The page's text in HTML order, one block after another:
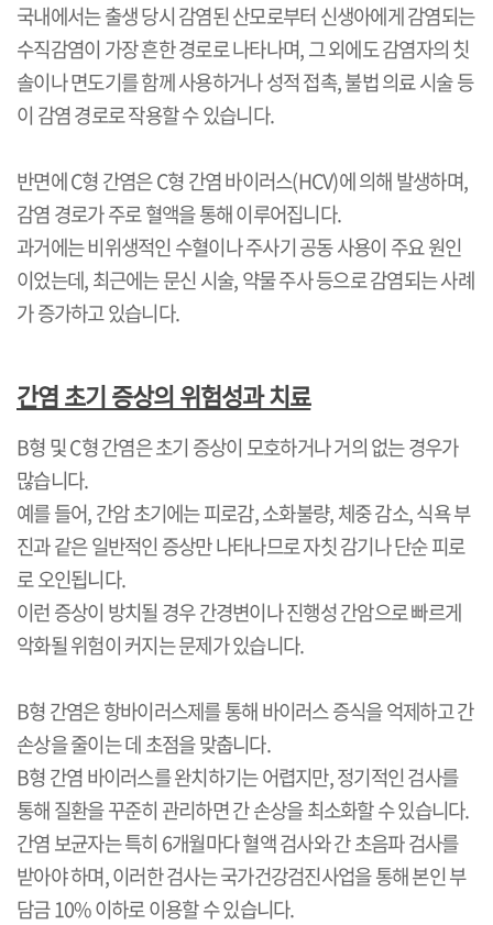
국내에서는 출생 당시 감염된 산모로부터 신생아에게 감염되는
수직감염이 가장 흔한 경로로 나타나며,그 외에도 감염자의 칫
솔이나 면도기를 함께 사용하거나 성적 접촉,불법 의료 시술 등
이 감염 경로로 작용할 수 있습니다.
반면에C형 간염은C형 간염 바이러스(HCV)에 의해 발생하며,
감염 경로가 주로 혈액을 통해 이루어집니다.
과거에는 비위생적인 수혈이나 주사기 공동 사용이 주요 원인
이었는데,최근에는 문신 시술,약물 주사 등으로 감염되는 사례
가 증가하고 있습니다.
간염 초기 증상의 위험성과 치료
B형 및C형 간염은 초기 증상이 모호하거나 거의 없는 경우가
많습니다.
예를 들어,간암 초기에는 피로감,소화불량,체중 감소,식욕 부
진과 같은 일반적인 증상만 나타나므로 자칫 감기나 단순 피로
로 오인됩니다.
이런 증상이 방치될 경우 간경변이나 진행성 간암으로 빠르게
악화될 위험이 커지는 문제가 있습니다.
B형 간염은 항바이러스제를 통해 바이러스 증식을 억제하고 간
손상을 줄이는 데 초점을 맞춥니다.
B형 간염 바이러스를 완치하기는 어렵지만,정기적인 검사를
통해 질환을 꾸준히 관리하면 간 손상을 최소화할 수 있습니다.
간염 보균자는 특히 6개월마다 혈액 검사와 간 초음파 검사를
받아야 하며,이러한 검사는 국가건강검진사업을 통해 본인 부
담금10%이하로 이용할 수 있습니다.